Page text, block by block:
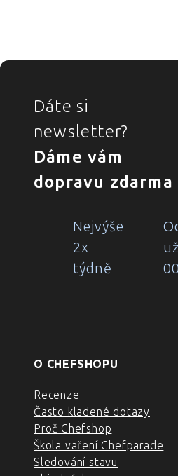
ZÁPATÍ
Dáte si
newsletter?
Dáme vám
dopravu zdarma
Nejvýše
2x
týdně
O CHEFSHOPU
Recenze
Často kladené dotazy
Proč Chefshop
Škola vaření Chefparade
Sledování stavu